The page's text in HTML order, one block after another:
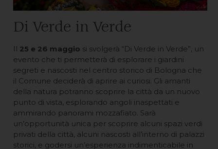
Di Verde in Verde
Il 25 e 26 maggio si svolgerà “Di Verde in Verde”, un
evento che ti permetterà di esplorare i giardini
segreti e nascosti nel centro storico di Bologna che
il Comune deciderà di aprire ai curiosi. Gli amanti
della natura potranno scoprire la città da un nuovo
punto di vista, esplorando angoli inaspettati e
ammirando panorami mozzafiato. Sarà
un’opportunità unica per scoprire alcuni spazi verdi
privati della città, alcuni nascosti all’interno di palazzi
storici, e godersi un’esperienza indimenticabile in